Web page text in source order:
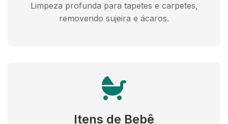
Limpeza profunda para tapetes e carpetes,
removendo sujeira e ácaros.
Itens de Bebê